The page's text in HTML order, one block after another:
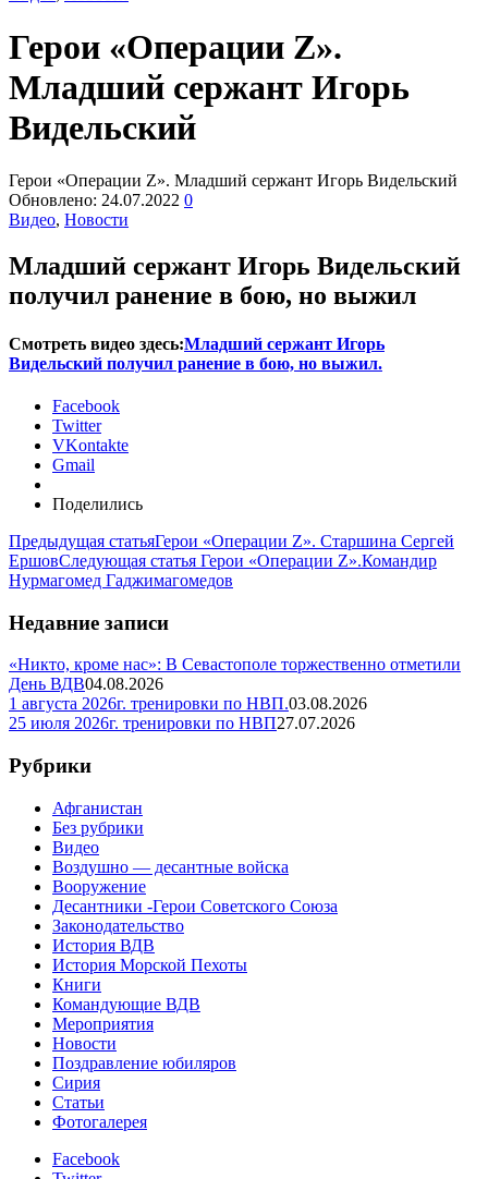
Герои «Операции Z».
Младший сержант Игорь
Видельский
Герои «Операции Z». Младший сержант Игорь Видельский
Обновлено: 24.07.2022 0
Видео, Новости
Младший сержант Игорь Видельский
получил ранение в бою, но выжил
Смотреть видео здесь:Младший сержант Игорь
Видельский получил ранение в бою, но выжил.
Facebook
Twitter
VKontakte
Gmail
Поделились
Предыдущая статьяГерои «Операции Z». Старшина Сергей
ЕршовСледующая статья Герои «Операции Z».Командир
Нурмагомед Гаджимагомедов
Недавние записи
«Никто, кроме нас»: В Севастополе торжественно отметили
День ВДВ04.08.2026
1 августа 2026г. тренировки по НВП.03.08.2026
25 июля 2026г. тренировки по НВП27.07.2026
Рубрики
Афганистан
Без рубрики
Видео
Воздушно — десантные войска
Вооружение
Десантники -Герои Советского Союза
Законодательство
История ВДВ
История Морской Пехоты
Книги
Командующие ВДВ
Мероприятия
Новости
Поздравление юбиляров
Сирия
Статьи
Фотогалерея
Facebook